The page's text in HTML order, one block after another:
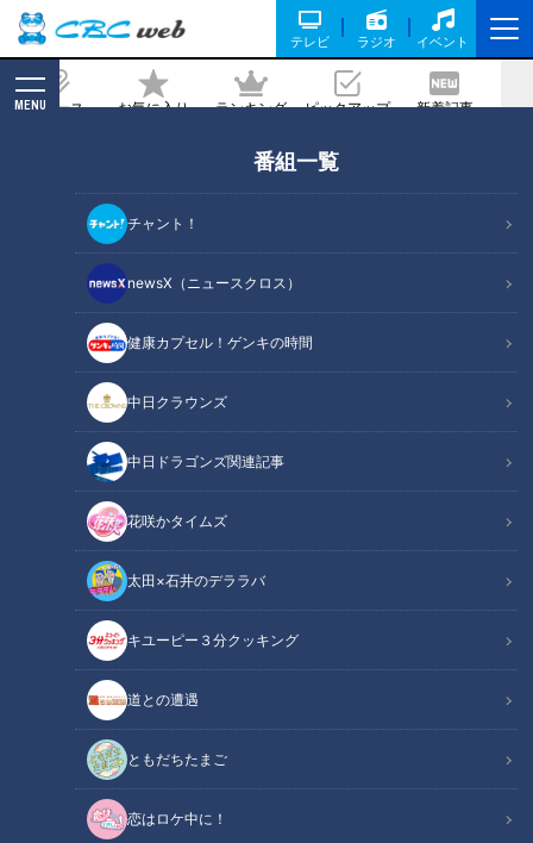
テレビ ラジオ イベント
ニュース お気に入り ランキング ピックアップ 新着記事
MENU
番組一覧
チャント！
newsX（ニュースクロス）
健康カプセル！ゲンキの時間
中日クラウンズ
中日ドラゴンズ関連記事
花咲かタイムズ
太田×石井のデララバ
キユーピー３分クッキング
道との遭遇
ともだちたまご
恋はロケ中に！
り返る 若き右腕を支えたのはメジャー
リーガーのある言葉だった
2023/12/04 16:50
「サンデードラゴンズ」より高橋宏斗投手(C)CBCテレビ
中日ドラゴンズ
サンドラコラム
【ドラゴンズを愛して半世紀！竹内茂喜の『野球のドテ煮』】
ＣＢＣテレビ「サンデードラゴンズ」（毎週日曜日12時54分